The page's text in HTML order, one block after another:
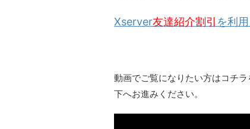
Xserver友達紹介割引 を利
動画でご覧になりたい方はコチ
下へお進みください。